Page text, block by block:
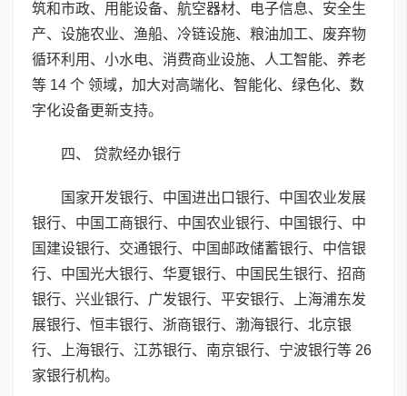
筑和市政、用能设备、航空器材、电子信息、安全生
产、设施农业、渔船、冷链设施、粮油加工、废弃物
循环利用、小水电、消费商业设施、人工智能、养老
等 14 个 领域，加大对高端化、智能化、绿色化、数
字化设备更新支持。
四、 贷款经办银行
国家开发银行、中国进出口银行、中国农业发展
银行、中国工商银行、中国农业银行、中国银行、中
国建设银行、交通银行、中国邮政储蓄银行、中信银
行、中国光大银行、华夏银行、中国民生银行、招商
银行、兴业银行、广发银行、平安银行、上海浦东发
展银行、恒丰银行、浙商银行、渤海银行、北京银
行、上海银行、江苏银行、南京银行、宁波银行等 26
家银行机构。